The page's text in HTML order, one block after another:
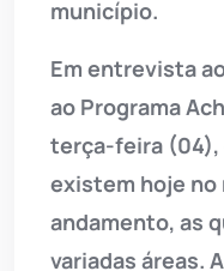
município.
Em entrevista
ao Programa
terça-feira (04),
existem hoje no
andamento, as
variadas áreas.